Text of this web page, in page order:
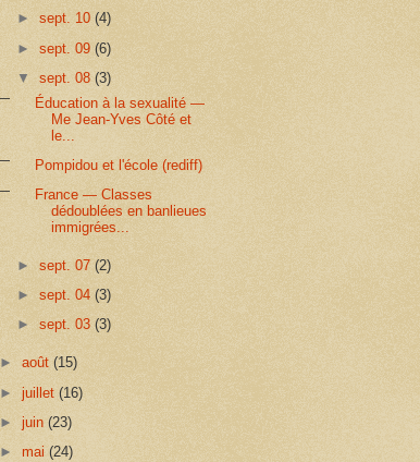
► sept. 10 (4)
► sept. 09 (6)
▼ sept. 08 (3)
Éducation à la sexualité —
Me Jean-Yves Côté et
le...
Pompidou et l'école (rediff)
France — Classes
dédoublées en banlieues
immigrées...
► sept. 07 (2)
► sept. 04 (3)
► sept. 03 (3)
►août(15)
►juillet(16)
►juin(23)
► mai(24)